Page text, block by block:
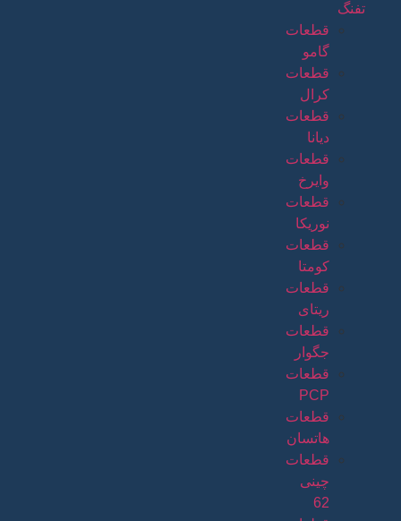
تفنگ
قطعات
گامو
قطعات
کرال
قطعات
دیانا
قطعات
وایرخ
قطعات
نوریکا
قطعات
کومتا
قطعات
ریتای
قطعات
جگوار
قطعات
PCP
قطعات
هاتسان
قطعات
چینی
62